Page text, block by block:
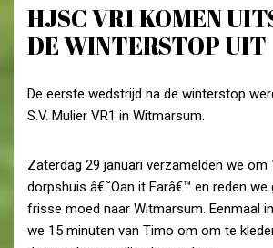
HJSC VR1 KOMEN
DE WINTERSTOP UIT
De eerste wedstrijd na de winterstop
S.V. Mulier VR1 in Witmarsum.
Zaterdag 29 januari verzamelden we om
dorpshuis â€˜Oan it Farâ€™ en reden
frisse moed naar Witmarsum. Eenmaal
we 15 minuten van Timo om om te